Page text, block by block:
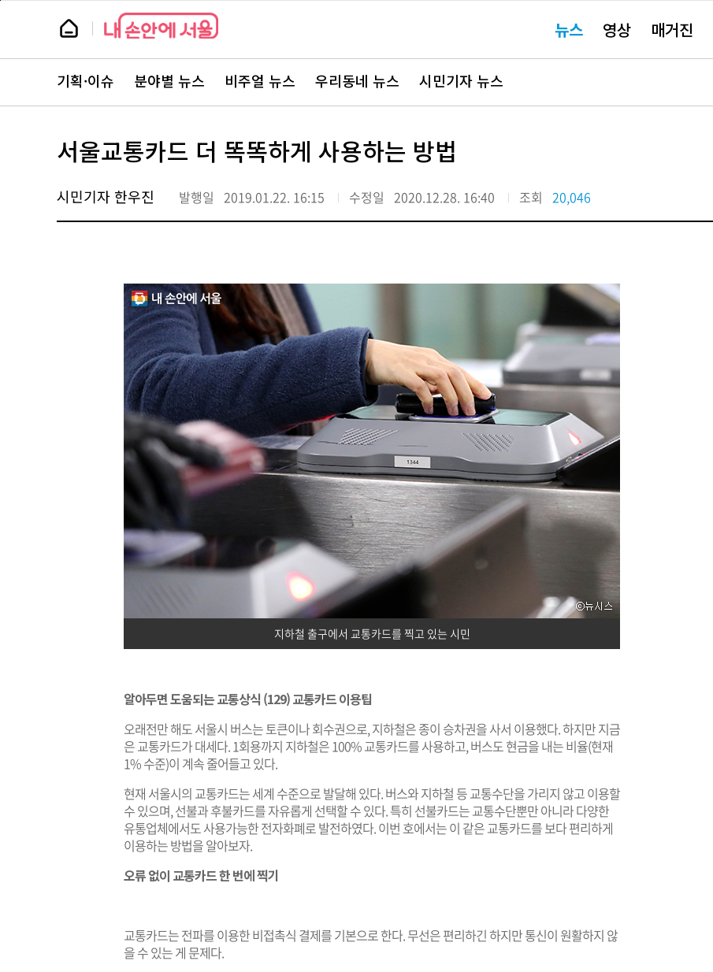
본
뉴
스 요뉴스 영상 매거진
뉴
스
주
서
바
로
기획·이슈 분야별 뉴스 비주얼 뉴스 우리동네 뉴스 시민기자 뉴스
서울교통카드 더 똑똑하게 사용하는 방법
시민기자 한우진 발행일 2019.01.22. 16:15 수정일 2020.12.28. 16:40 조회 20,046
지하철 출구에서 교통카드를 찍고 있는 시민
알아두면 도움되는 교통상식 (129) 교통카드 이용팁
오래전만 해도 서울시 버스는 토큰이나 회수권으로, 지하철은 종이 승차권을 사서 이용했다. 하지만 지금
은 교통카드가 대세다. 1회용까지 지하철은 100% 교통카드를 사용하고, 버스도 현금을 내는 비율(현재
1% 수준)이 계속 줄어들고 있다.
현재 서울시의 교통카드는 세계 수준으로 발달해 있다. 버스와 지하철 등 교통수단을 가리지 않고 이용할
수 있으며, 선불과 후불카드를 자유롭게 선택할 수 있다. 특히 선불카드는 교통수단뿐만 아니라 다양한
유통업체에서도 사용가능한 전자화폐로 발전하였다. 이번 호에서는 이 같은 교통카드를 보다 편리하게
이용하는 방법을 알아보자.
오류 없이 교통카드 한 번에 찍기
교통카드는 전파를 이용한 비접촉식 결제를 기본으로 한다. 무선은 편리하긴 하지만 통신이 원활하지 않
을 수 있는 게 문제다.
페